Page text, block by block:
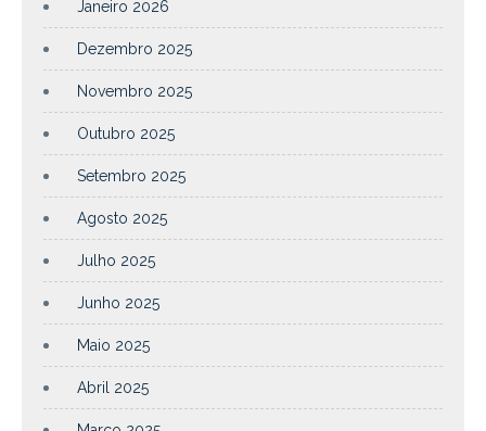
Janeiro 2026
Dezembro 2025
Novembro 2025
Outubro 2025
Setembro 2025
Agosto 2025
Julho 2025
Junho 2025
Maio 2025
Abril 2025